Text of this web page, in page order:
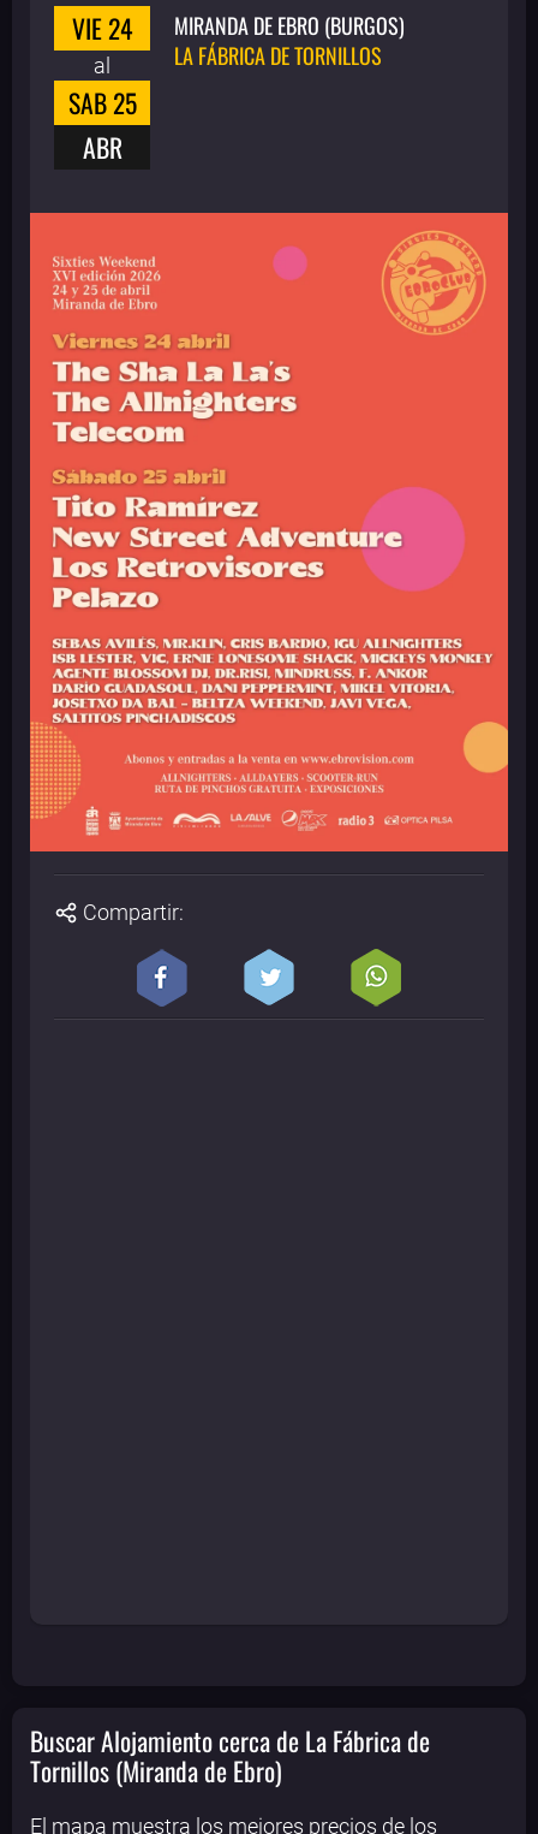
VIE 24
al
SAB 25
ABR
MIRANDA DE EBRO (BURGOS)
LA FÁBRICA DE TORNILLOS
Compartir:
Buscar Alojamiento cerca de La Fábrica de
Tornillos (Miranda de Ebro)
El mapa muestra los mejores precios de los